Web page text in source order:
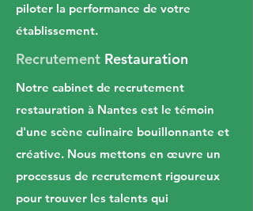
piloter la performance de votre
établissement.
Recrutement Restauration
Notre cabinet de recrutement
restauration à Nantes est le témoin
d'une scène culinaire bouillonnante et
créative. Nous mettons en œuvre un
processus de recrutement rigoureux
pour trouver les talents qui